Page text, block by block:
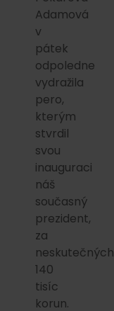
Adamová
v
pátek
odpoledne
vydražila
pero,
kterým
stvrdil
svou
inauguraci
náš
současný
prezident,
za
neskutečných
140
tisíc
korun.